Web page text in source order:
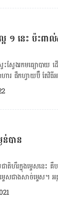
ារម្មណ៍​នៃ​ការ​ស្រេក​
ម្ងន់​មិន​មែន​អាស្រ័យ​
ពិតមែន​ ប៉ុន្តែ​បើ​​អា
ន​ងាយ​ឡើង​ទម្ងន់​ដែរ​
ធាត់​បាន។ មួយ​វិញ​ទ
- បញ្ហា​ជំងឺ​ថ្លើម -
ឲ្យ​ស្គម​ជ្រុល​នោះ​ទៅ​
ញ​ក្រោម ១៨.៥ បា
១ នេះ ប៉ះពាល់
ស្វែង​រក​មធ្យោបាយ ដ
រ ផឹក​ហ្វាយប៊ឺ តែ​វិធី​
ាន​ច្រើន​បំផុត។
ន់បាន
ាតិ​ហឹរ​ក្នុង​ម្ទេស​នេះ
ស​ជាង​សាច់​ម្ទេស។ អ
ប្រយោជន៍​នៃ​សារធា
ើរការ​នៃ​ការ​បំបែក​